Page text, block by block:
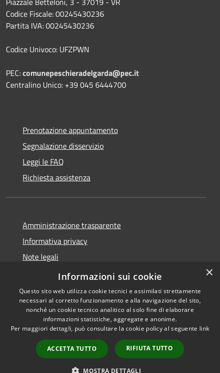
Codice Fiscale: 00245430236
Partita IVA: 00245430236
Codice Univoco: UFZPWN
PEC:comunepeschieradelgarda@pec.it
Centralino Unico: +39 045 6444700
Prenotazione appuntamento
Segnalazione disservizio
Leggi le FAQ
Richiesta assistenza
Amministrazione trasparente
Informativa privacy
Note legali
Dichiarazione di accessibilità
Accessibilità
Copyright © 2026 • Comune di
Peschiera del Garda • Powered
byMunicipium
Accesso
redazione
×
Informazioni sui cookie
Questo sito web utilizza cookie tecnici e assimilati strettamente
necessari al corretto funzionamento e alla navigazione del sito,
nonché un cookie tecnico analitico al solo fine di elaborare
informazioni statistiche, aggregate e anonime.
Per maggiori dettagli, può consultare la cookie policy al seguente link
ACCETTA TUTTO RIFIUTA TUTTO
MOSTRA DETTAGLI